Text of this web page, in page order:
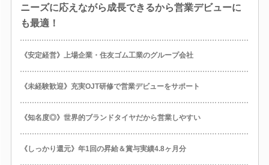
ニーズに応えながら成長できるから営業デビューに
も最適！
《安定経営》上場企業・住友ゴム工業のグループ会社
《未経験歓迎》充実OJT研修で営業デビューをサポート
《知名度◎》世界的ブランドタイヤだから営業しやすい
《しっかり還元》年1回の昇給＆賞与実績4.8ヶ月分